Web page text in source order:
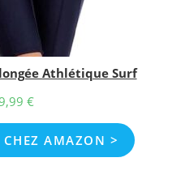
Athlétique Surf
€
AMAZON >